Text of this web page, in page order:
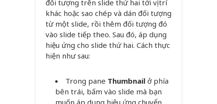
đối tượng trên slide thứ hai tới vị trí
khác hoặc sao chép và dán đối tượng
từ một slide, rồi thêm đối tượng đó
vào slide tiếp theo. Sau đó, áp dụng
hiệu ứng cho slide thứ hai. Cách thực
hiện như sau:
Trong pane Thumbnail ở phía
bên trái, bấm vào slide mà bạn